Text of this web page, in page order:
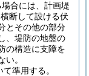
合には、計画堤
断して設ける伏
とその他の部分
、堤防の地盤の
の構造に支障を
。
準用する。